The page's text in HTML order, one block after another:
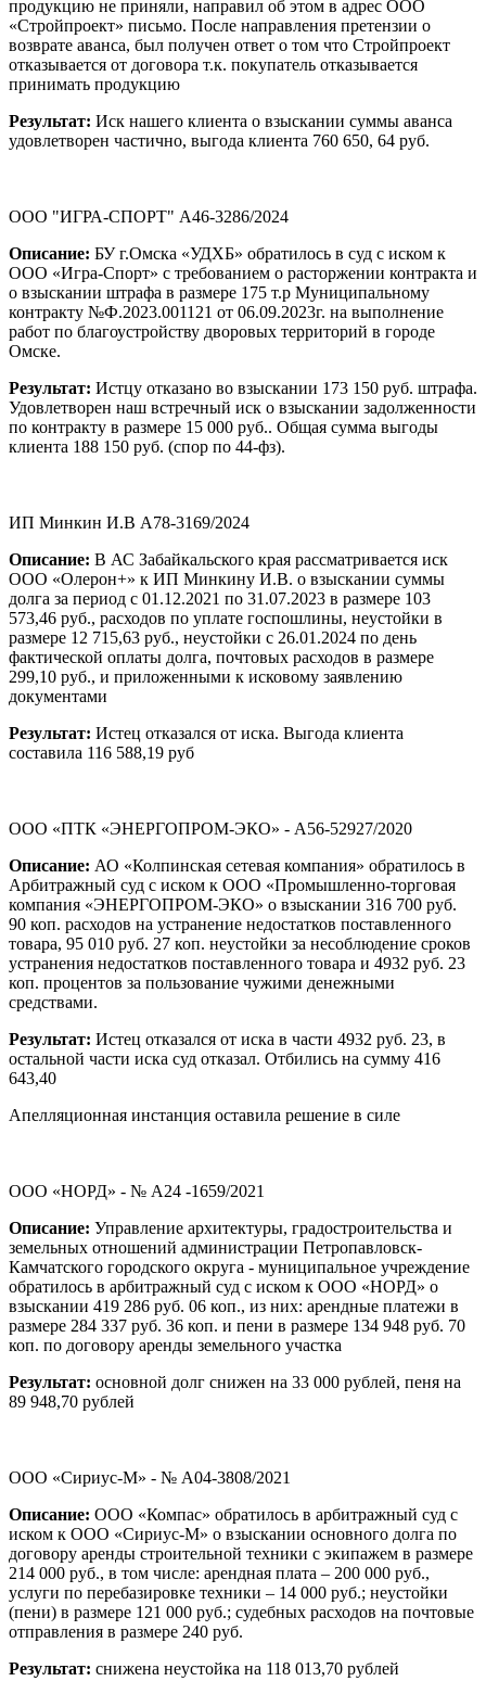
продукцию не приняли, направил об этом в адрес ООО
«Стройпроект» письмо. После направления претензии о
возврате аванса, был получен ответ о том что Стройпроект
отказывается от договора т.к. покупатель отказывается
принимать продукцию
Результат: Иск нашего клиента о взыскании суммы аванса
удовлетворен частично, выгода клиента 760 650, 64 руб.
ООО "ИГРА-СПОРТ" А46-3286/2024
Описание: БУ г.Омска «УДХБ» обратилось в суд с иском к
ООО «Игра-Спорт» с требованием о расторжении контракта и
о взыскании штрафа в размере 175 т.р Муниципальному
контракту №Ф.2023.001121 от 06.09.2023г. на выполнение
работ по благоустройству дворовых территорий в городе
Омске.
Результат: Истцу отказано во взыскании 173 150 руб. штрафа.
Удовлетворен наш встречный иск о взыскании задолженности
по контракту в размере 15 000 руб.. Общая сумма выгоды
клиента 188 150 руб. (спор по 44-фз).
ИП Минкин И.В А78-3169/2024
Описание: В АС Забайкальского края рассматривается иск
ООО «Олерон+» к ИП Минкину И.В. о взыскании суммы
долга за период с 01.12.2021 по 31.07.2023 в размере 103
573,46 руб., расходов по уплате госпошлины, неустойки в
размере 12 715,63 руб., неустойки с 26.01.2024 по день
фактической оплаты долга, почтовых расходов в размере
299,10 руб., и приложенными к исковому заявлению
документами
Результат: Истец отказался от иска. Выгода клиента
составила 116 588,19 руб
ООО «ПТК «ЭНЕРГОПРОМ-ЭКО» - А56-52927/2020
Описание: АО «Колпинская сетевая компания» обратилось в
Арбитражный суд с иском к ООО «Промышленно-торговая
компания «ЭНЕРГОПРОМ-ЭКО» о взыскании 316 700 руб.
90 коп. расходов на устранение недостатков поставленного
товара, 95 010 руб. 27 коп. неустойки за несоблюдение сроков
устранения недостатков поставленного товара и 4932 руб. 23
коп. процентов за пользование чужими денежными
средствами.
Результат: Истец отказался от иска в части 4932 руб. 23, в
остальной части иска суд отказал. Отбились на сумму 416
643,40
Апелляционная инстанция оставила решение в силе
ООО «НОРД» - № А24 -1659/2021
Описание: Управление архитектуры, градостроительства и
земельных отношений администрации Петропавловск-
Камчатского городского округа - муниципальное учреждение
обратилось в арбитражный суд с иском к ООО «НОРД» о
взыскании 419 286 руб. 06 коп., из них: арендные платежи в
размере 284 337 руб. 36 коп. и пени в размере 134 948 руб. 70
коп. по договору аренды земельного участка
Результат: основной долг снижен на 33 000 рублей, пеня на
89 948,70 рублей
ООО «Сириус-М» - № А04-3808/2021
Описание: ООО «Компас» обратилось в арбитражный суд с
иском к ООО «Сириус-М» о взыскании основного долга по
договору аренды строительной техники с экипажем в размере
214 000 руб., в том числе: арендная плата – 200 000 руб.,
услуги по перебазировке техники – 14 000 руб.; неустойки
(пени) в размере 121 000 руб.; судебных расходов на почтовые
отправления в размере 240 руб.
Результат: снижена неустойка на 118 013,70 рублей